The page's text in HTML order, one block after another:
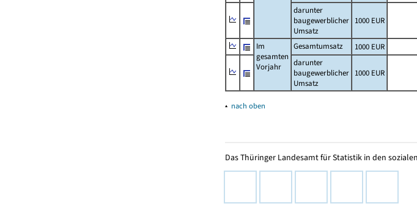
darunter
baugewerblicher
Umsatz
1000 EUR
Im
gesamten
Vorjahr
Gesamtumsatz 1000 EUR
darunter
baugewerblicher
Umsatz
1000 EUR
▴ nach oben
Das Thüringer Landesamt für Statistik in den